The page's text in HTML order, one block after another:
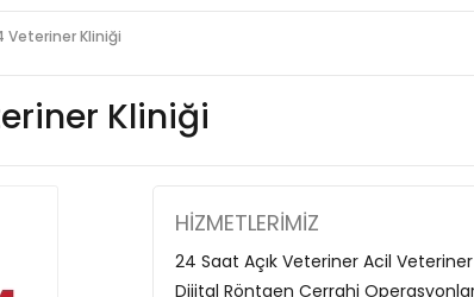
Veteriner Kliniği
Kliniği
HIZMETLERIMIZ
24 Saat Açık Veteriner Acil
Dijital Röntgen Cerrahi Operasyonlar